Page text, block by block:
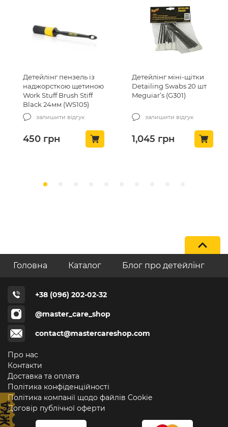
Детейлінг пензель із
наджорсткою щетиною
Work Stuff Brush Stiff
Black 24мм (WS105)
залишити відгук
450грн
Детейлінг міні-щітки
Detailing Swabs 20 шт
Meguiar’s (G301)
залишити відгук
1,045грн
Головна Каталог Блог про детейлінг
+38 (096) 202-02-32
@master_care_shop
contact@mastercareshop.com
Про нас
Контакти
Доставка та оплата
Політика конфіденційності
Політика компанії щодо файлів Cookie
Договір публічної оферти